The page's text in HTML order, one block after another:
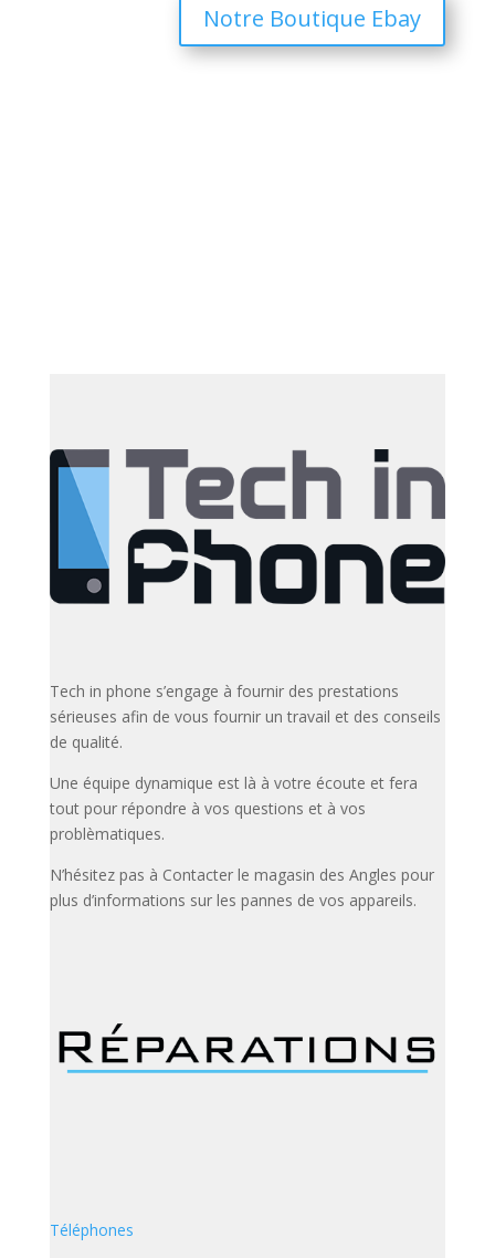
Notre Boutique Ebay
Tech in phone s’engage à fournir des prestations
sérieuses afin de vous fournir un travail et des conseils
de qualité.
Une équipe dynamique est là à votre écoute et fera
tout pour répondre à vos questions et à vos
problèmatiques.
N’hésitez pas à Contacter le magasin des Angles pour
plus d’informations sur les pannes de vos appareils.
Téléphones